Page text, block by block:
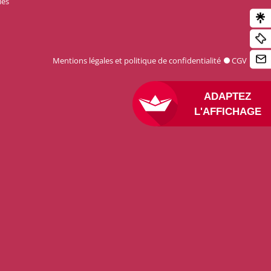
Mentions légales et politique de confidentialité CGV